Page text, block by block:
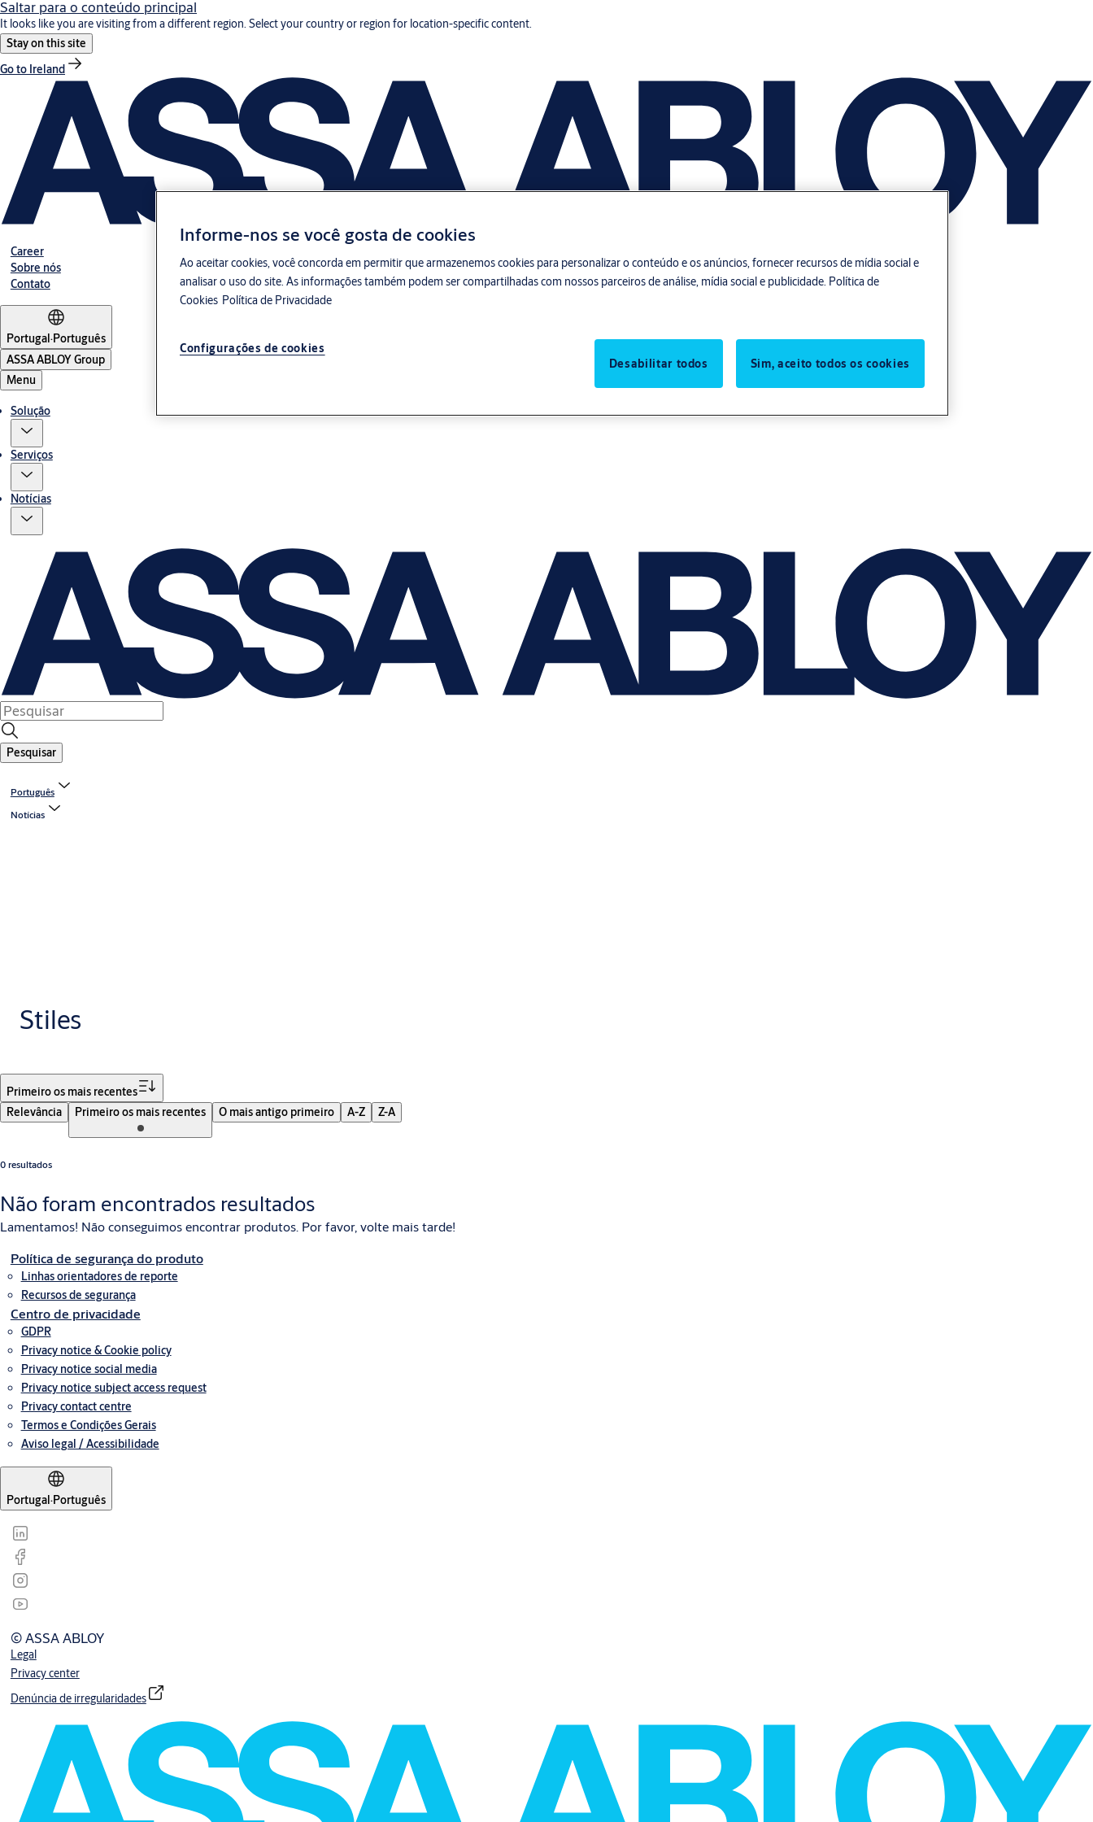
Saltar para o conteúdo principal
It looks like you are visiting from a different region. Select your country or region for location-specific content.
Stay on this site
Go to Ireland
Career
Sobre nós
Contato
Portugal·Português
ASSA ABLOY Group
Menu
Solução
Serviços
Notícias
Pesquisar
Português
Notícias
Stiles
Primeiro os mais recentes
Relevância
Primeiro os mais recentes O mais antigo primeiro A-Z Z-A
0 resultados
Não foram encontrados resultados
Lamentamos! Não conseguimos encontrar produtos. Por favor, volte mais tarde!
Política de segurança do produto
Linhas orientadores de reporte
Recursos de segurança
Centro de privacidade
GDPR
Privacy notice & Cookie policy
Privacy notice social media
Privacy notice subject access request
Privacy contact centre
Termos e Condições Gerais
Aviso legal / Acessibilidade
Portugal·Português
© ASSA ABLOY
Legal
Privacy center
Denúncia de irregularidades
Informe-nos se você gosta de cookies
Ao aceitar cookies, você concorda em permitir que armazenemos cookies para personalizar o conteúdo e os anúncios, fornecer recursos de mídia social e
analisar o uso do site. As informações também podem ser compartilhadas com nossos parceiros de análise, mídia social e publicidade. Política de
Cookies Política de Privacidade
Configurações de cookies
Desabilitar todos
Sim, aceito todos os cookies